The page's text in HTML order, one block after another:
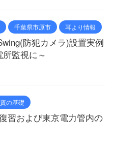
千葉県市原市 耳より情報
防犯カメラ)設置実例
監視に～
の基礎
習および東京電力管内の